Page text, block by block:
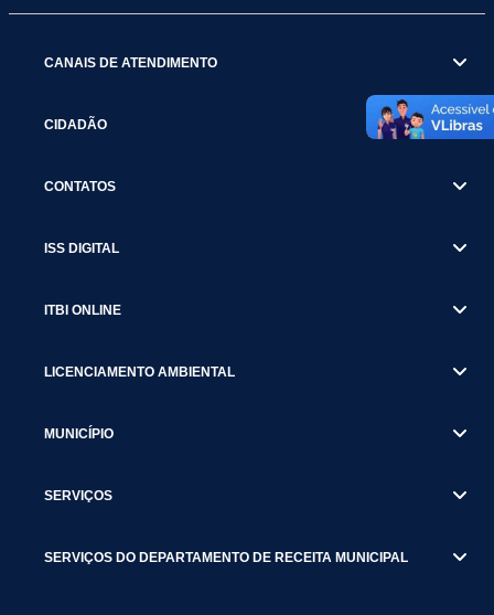
CANAIS DE ATENDIMENTO
CIDADÃO
CONTATOS
ISS DIGITAL
ITBI ONLINE
LICENCIAMENTO AMBIENTAL
MUNICÍPIO
SERVIÇOS
SERVIÇOS DO DEPARTAMENTO DE RECEITA MUNICIPAL